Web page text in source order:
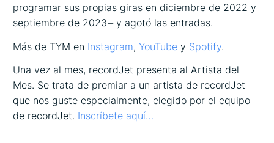
programar sus propias giras en diciembre de 2022 y
septiembre de 2023 ̶ y agotó las entradas.
Más de TYM en Instagram,YouTube y Spotify.
Una vez al mes, recordJet presenta al Artista del
Mes. Se trata de premiar a un artista de recordJet
que nos guste especialmente, elegido por el equipo
de recordJet. Inscríbete aquí…